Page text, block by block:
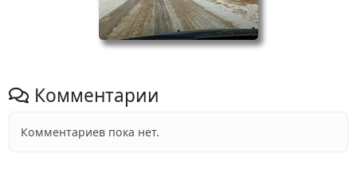
Комментарии
Комментариев пока нет.